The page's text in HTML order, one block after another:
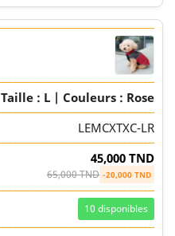
Taille : L | Couleurs : Rose
LEMCXTXC-LR
45,000 TND
65,000 TND -20,000 TND
10 disponibles